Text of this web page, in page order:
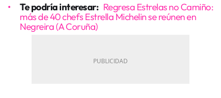
Te podría interesar: Regresa Estrelas no Camiño:
más de 40 chefs Estrella Michelin se reúnen en
Negreira (A Coruña)